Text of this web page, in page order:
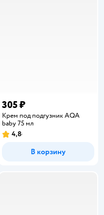
305 ₽
Крем под подгузник AQA
baby 75 мл
Рейтинг:
4,8
В корзину